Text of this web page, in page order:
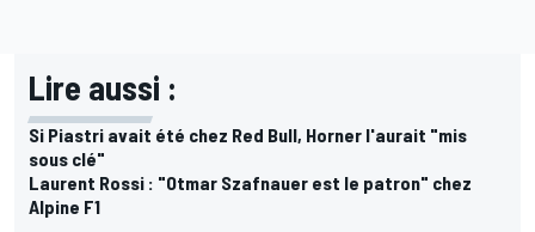
Lire aussi :
Si Piastri avait été chez Red Bull, Horner l'aurait "mis
sous clé"
Laurent Rossi : "Otmar Szafnauer est le patron" chez
Alpine F1